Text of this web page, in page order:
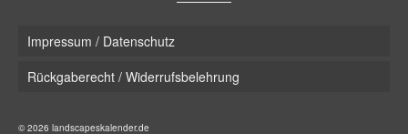
Impressum / Datenschutz
Rückgaberecht / Widerrufsbelehrung
© 2026 landscapeskalender.de